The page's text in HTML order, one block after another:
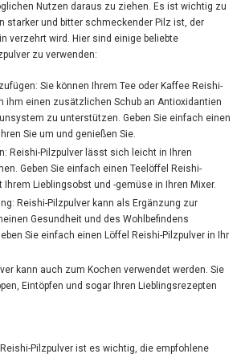
Nutzen daraus zu ziehen. Es ist wichtig zu
starker und bitter schmeckender Pilz ist, der
verzehrt wird. Hier sind einige beliebte
zu verwenden:
Sie können Ihrem Tee oder Kaffee Reishi-
ihm einen zusätzlichen Schub an Antioxidantien
zu unterstützen. Geben Sie einfach einen
Sie um und genießen Sie.
Reishi-Pilzpulver lässt sich leicht in Ihren
Geben Sie einfach einen Teelöffel Reishi-
Lieblingsobst und -gemüse in Ihren Mixer.
Reishi-Pilzpulver kann als Ergänzung zur
Gesundheit und des Wohlbefindens
Sie einfach einen Löffel Reishi-Pilzpulver in Ihr
kann auch zum Kochen verwendet werden. Sie
Eintöpfen und sogar Ihren Lieblingsrezepten
Pilzpulver ist es wichtig, die empfohlene